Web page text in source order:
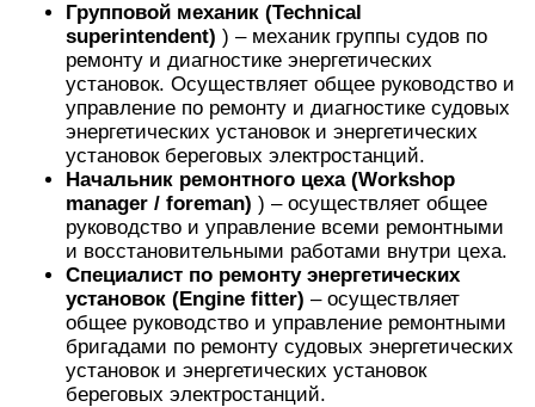
Групповой механик (Technical
superintendent) ) – механик группы судов по
ремонту и диагностике энергетических
установок. Осуществляет общее руководство и
управление по ремонту и диагностике судовых
энергетических установок и энергетических
установок береговых электростанций.
Начальник ремонтного цеха (Workshop
manager / foreman) ) – осуществляет общее
руководство и управление всеми ремонтными
и восстановительными работами внутри цеха.
Специалист по ремонту энергетических
установок (Engine fitter) – осуществляет
общее руководство и управление ремонтными
бригадами по ремонту судовых энергетических
установок и энергетических установок
береговых электростанций.